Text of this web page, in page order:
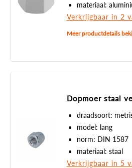
materiaal:
Verkrijgbaar in 2
Meer productdetails
Dopmoer staal
draadsoort:
model: lang
norm: DIN 1587
materiaal: staal
Verkrijgbaar in 5